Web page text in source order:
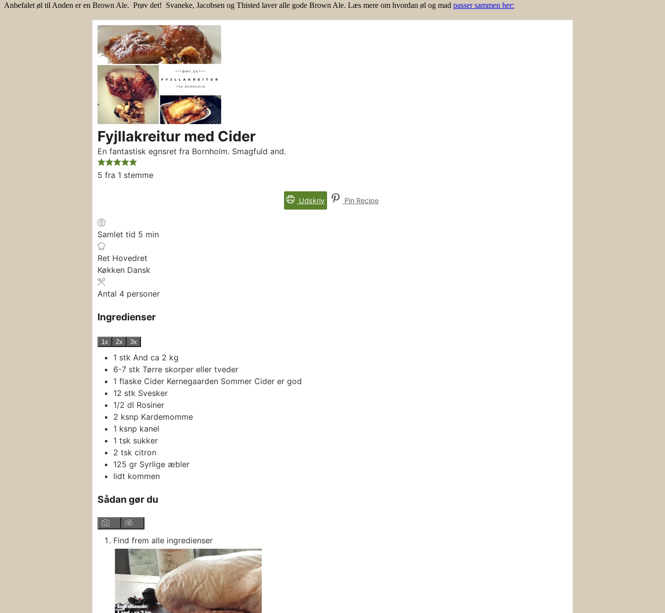
Anbefalet øl til Anden er en Brown Ale. Prøv det! Svaneke, Jacobsen og Thisted laver alle gode Brown Ale. Læs mere om hvordan øl og mad passer sammen her:
Fyjllakreitur med Cider
En fantastisk egnsret fra Bornholm. Smagfuld and.
5 fra 1 stemme
Udskriv Pin Recipe
Samlet tid 5 minutter
min
Ret Hovedret
Køkken Dansk
Antal 4 personer
Ingredienser
1x 2x 3x
1 stk And ca 2 kg
6-7 stk Tørre skorper eller tveder
1 flaske Cider Kernegaarden Sommer Cider er god
12 stk Svesker
1/2 dl Rosiner
2 ksnp Kardemomme
1 ksnp kanel
1 tsk sukker
2 tsk citron
125 gr Syrlige æbler
lidt kommen
Sådan gør du
Find frem alle ingredienser